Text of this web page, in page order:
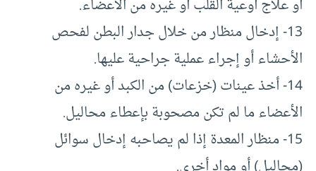
أو علاج أوعية القلب أو غيره من الأعضاء.
13- إدخال منظار من خلال جدار البطن لفحص
الأحشاء أو إجراء عملية جراحية عليها.
14- أخذ عينات (خزعات) من الكبد أو غيره من
الأعضاء ما لم تكن مصحوبة بإعطاء محاليل.
15- منظار المعدة إذا لم يصاحبه إدخال سوائل